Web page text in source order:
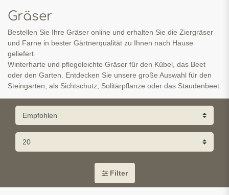
Gräser
Bestellen Sie Ihre Gräser online und erhalten Sie die Ziergräser
und Farne in bester Gärtnerqualität zu Ihnen nach Hause
geliefert.
Winterharte und pflegeleichte Gräser für den Kübel, das Beet
oder den Garten. Entdecken Sie unsere große Auswahl für den
Steingarten, als Sichtschutz, Solitärpflanze oder das Staudenbeet.
Filter